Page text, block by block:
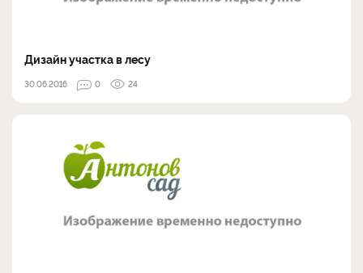
Дизайн участка в лесу
30.06.2016 0 24